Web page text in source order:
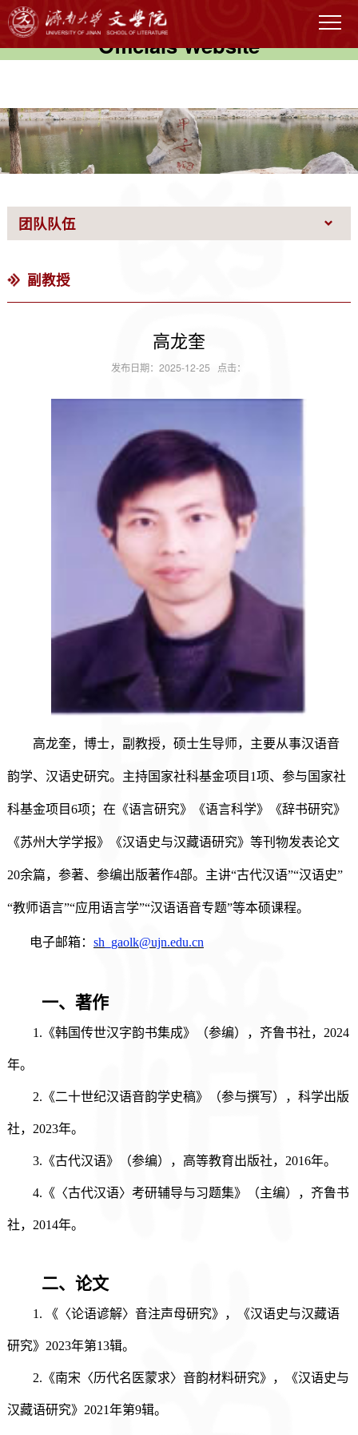
伟德国际(victor1946)官方网站-
Officials Website
团队队伍
副教授
高龙奎
发布日期：2025-12-25 点击：
高龙奎，博士，副教授，硕士生导师，主要从事汉语音
韵学、汉语史研究。主持国家社科基金项目 1项、参与国家社
科基金项目6项；在《语言研究》《语言科学》《辞书研究》
《苏州大学学报》《汉语史与汉藏语研究》等刊物发表论文
20余篇，参著、参编出版著作4部。主讲“古代汉语”“汉语史”
“教师语言”“应用语言学”“汉语语音专题”等本硕课程。
电子邮箱： sh_gaolk@ujn.edu.cn
一、 著作
1. 《韩国传世汉字韵书集成》 （参编） ， 齐鲁书社， 2024
年。
2. 《二十世纪汉语音韵学史稿》 （参与撰写） ， 科学出版
社， 2023年。
3. 《古代汉语》（参编），高等教育出版社， 2016年。
4. 《〈古代汉语〉考研辅导与习题集》（主编），齐鲁书
社， 2014年。
二、 论文
1. 《〈论语谚解〉音注声母研究》，《汉语史与汉藏语
研究》2023年第13辑。
2.《南宋〈历代名医蒙求〉音韵材料研究》，《汉语史与
汉藏语研究》2021年第9辑。